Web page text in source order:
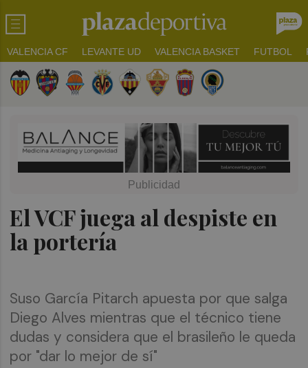
VALENCIA CF LEVANTE UD VALENCIA BASKET FUTBOL
El VCF juega al despiste en
la portería
Suso García Pitarch apuesta por que salga
Diego Alves mientras que el técnico tiene
dudas y considera que el brasileño le queda
por "dar lo mejor de sí"